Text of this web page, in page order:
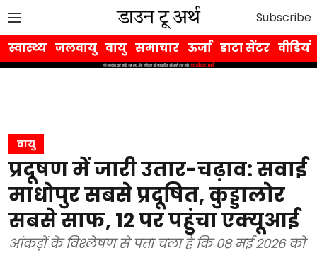
Subscribe
स्वास्थ्य जलवायु वायु समाचार ऊर्जा डाटा सेंटर वीडियो
वायु
प्रदूषण में जारी उतार-चढ़ाव: सवाई
माधोपुर सबसे प्रदूषित, कुड्डालोर
सबसे साफ, 12 पर पहुंचा एक्यूआई
आंकड़ों के विश्लेषण से पता चला है कि 08 मई 2026 को